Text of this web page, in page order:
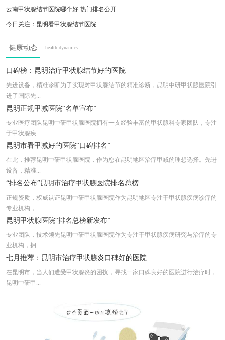
云南甲状腺结节医院哪个好-热门排名公开
今日关注：昆明看甲状腺结节医院
新通知：昆明市看甲亢的医院“口碑揭秘”
昆明治疗甲减好的医院在哪里
近期要点-昆明市治疗甲亢什么医院好
健康动态 health dynamics
口碑榜：昆明治疗甲状腺结节好的医院
先进设备，精准诊断为了实现对甲状腺结节的精准诊断，昆明中研甲状腺医院引
进了国际先...
昆明正规甲减医院“名单宣布”
专业医疗团队昆明中研甲状腺医院拥有一支经验丰富的甲状腺科专家团队，专注
于甲状腺疾...
昆明市看甲减好的医院“口碑排名”
在此，推荐昆明中研甲状腺医院，作为您在昆明地区治疗甲减的理想选择。先进
设备，精准...
“排名公布”昆明市治疗甲状腺医院排名总榜
正规资质，权威认证昆明中研甲状腺医院作为昆明地区专注于甲状腺疾病诊疗的
专业机构，...
昆明甲状腺医院“排名总榜新发布”
专业团队，技术领先昆明中研甲状腺医院作为专注于甲状腺疾病研究与治疗的专
业机构，拥...
七月推荐：昆明市治疗甲状腺炎口碑好的医院
在昆明市，当人们遭受甲状腺炎的困扰，寻找一家口碑良好的医院进行治疗时，
昆明中研甲...